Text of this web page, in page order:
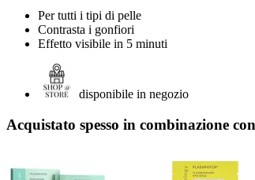
Per tutti i tipi di pelle
Contrasta i gonfiori
Effetto visibile in 5 minuti
disponibile in negozio
Acquistato spesso in combinazione